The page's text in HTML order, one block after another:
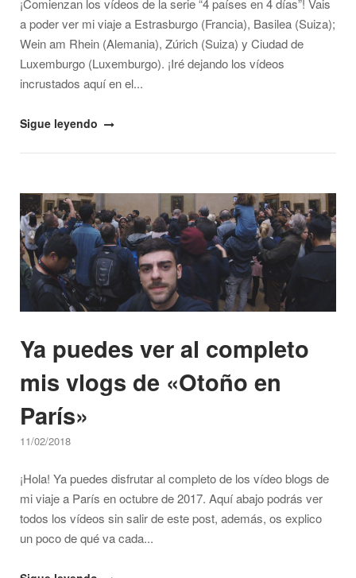
¡Comienzan los vídeos de la serie “4 países en 4 días”! Vais
a poder ver mi viaje a Estrasburgo (Francia), Basilea (Suiza);
Wein am Rhein (Alemania), Zúrich (Suiza) y Ciudad de
Luxemburgo (Luxemburgo). ¡Iré dejando los vídeos
incrustados aquí en el...
"¡Comienzan
«4
países
en
4
días»!"
Sigue leyendo
Open post
Ya puedes ver al completo
mis vlogs de «Otoño en
París»
11/02/2018
¡Hola! Ya puedes disfrutar al completo de los vídeo blogs de
mi viaje a París en octubre de 2017. Aquí abajo podrás ver
todos los vídeos sin salir de este post, además, os explico
un poco de qué va cada...